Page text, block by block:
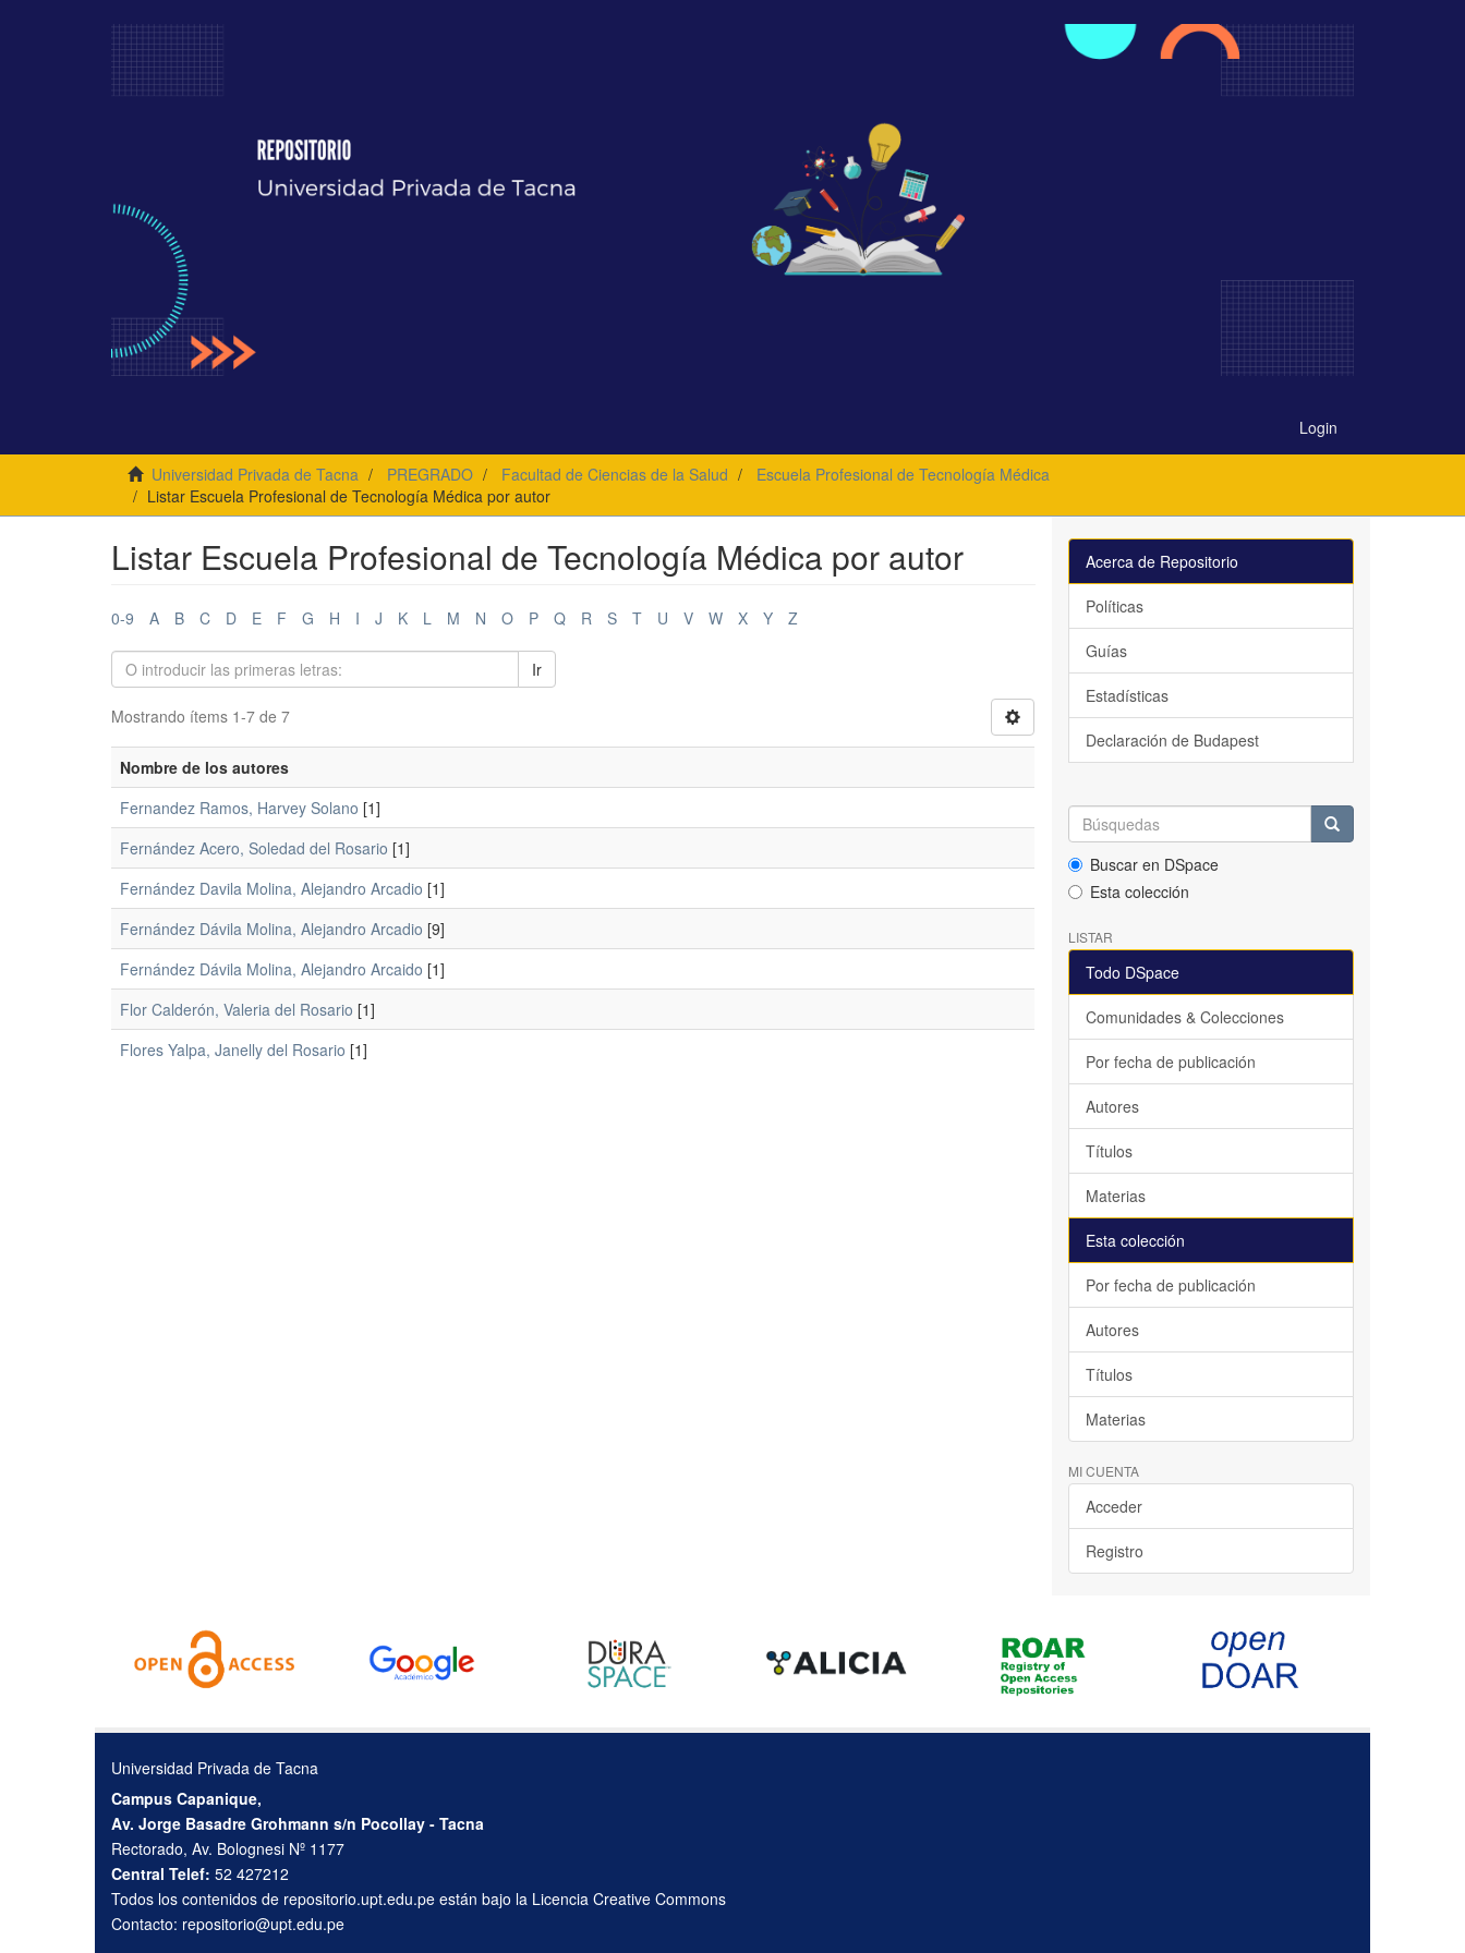
Login
Universidad Privada de Tacna PREGRADO Facultad de Ciencias de la Salud
Escuela Profesional de Tecnología Médica
Listar Escuela Profesional de Tecnología Médica por autor
Listar Escuela Profesional de Tecnología Médica por autor
0-9 A B C D E F G H I J K L M N O P Q R S T U V W X Y Z
Ir
Mostrando ítems 1-7 de 7
Nombre de los autores
Fernandez Ramos, Harvey Solano [1]
Fernández Acero, Soledad del Rosario [1]
Fernández Davila Molina, Alejandro Arcadio [1]
Fernández Dávila Molina, Alejandro Arcadio [9]
Fernández Dávila Molina, Alejandro Arcaido [1]
Flor Calderón, Valeria del Rosario [1]
Flores Yalpa, Janelly del Rosario [1]
Acerca de Repositorio
Políticas
Guías
Estadísticas
Declaración de Budapest
Buscar en DSpace
Esta colección
LISTAR
Todo DSpace
Comunidades & Colecciones
Por fecha de publicación
Autores
Títulos
Materias
Esta colección
Por fecha de publicación
Autores
Títulos
Materias
MI CUENTA
Acceder
Registro
Universidad Privada de Tacna
Campus Capanique,
Av. Jorge Basadre Grohmann s/n Pocollay - Tacna
Rectorado, Av. Bolognesi Nº 1177
Central Telef: 52 427212
Todos los contenidos de repositorio.upt.edu.pe están bajo la Licencia Creative Commons
Contacto: repositorio@upt.edu.pe